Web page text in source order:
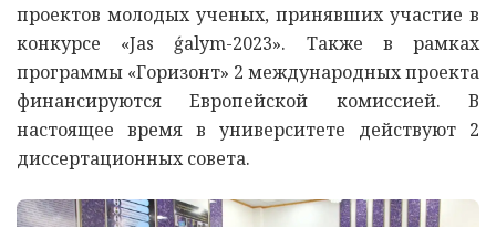
проектов молодых ученых, принявших участие в
конкурсе «Jas ǵalym-2023». Также в рамках
программы «Горизонт» 2 международных проекта
финансируются Европейской комиссией. В
настоящее время в университете действуют 2
диссертационных совета.